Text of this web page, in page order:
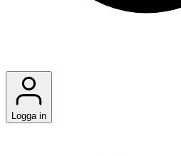
Logga in